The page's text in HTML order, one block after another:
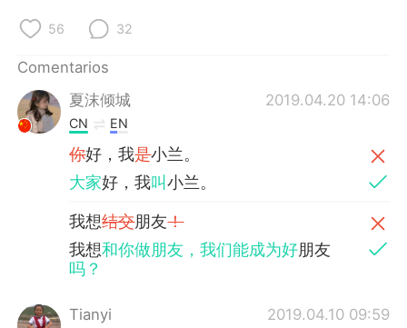
Русский
Indonesia
Türkçe Tiếng Việt
Português
56 32
Comentarios
夏沫倾城
2019.04.20 14:06
CN EN
你好，我是小兰。
大家好，我叫小兰。
我想结交朋友！
我想和你做朋友，我们能成为好朋友
吗？
Tianyi 2019.04.10 09:59